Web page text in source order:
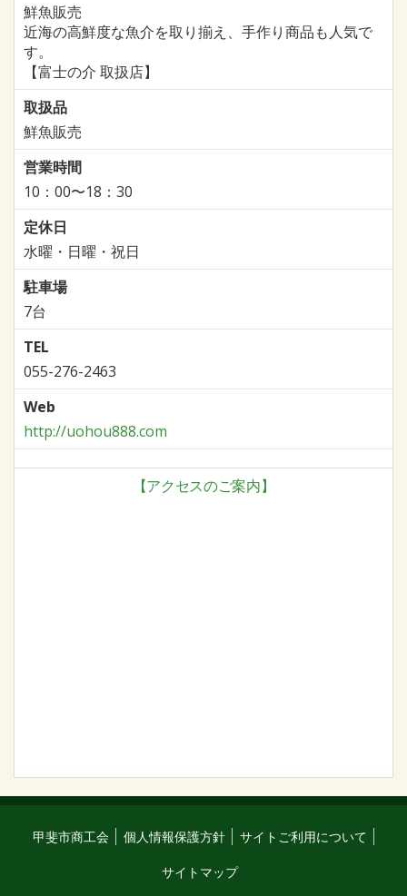
鮮魚販売
近海の高鮮度な魚介を取り揃え、手作り商品も人気で
す。
【富士の介 取扱店】
取扱品
鮮魚販売
営業時間
10：00〜18：30
定休日
水曜・日曜・祝日
駐車場
7台
TEL
055-276-2463
Web
http://uohou888.com
【アクセスのご案内】
甲斐市商工会 個人情報保護方針 サイトご利用について
サイトマップ